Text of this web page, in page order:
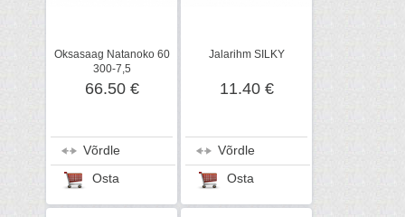
Oksasaag Natanoko 60
300-7,5
66.50 €
Võrdle
Osta
Jalarihm SILKY
11.40 €
Võrdle
Osta